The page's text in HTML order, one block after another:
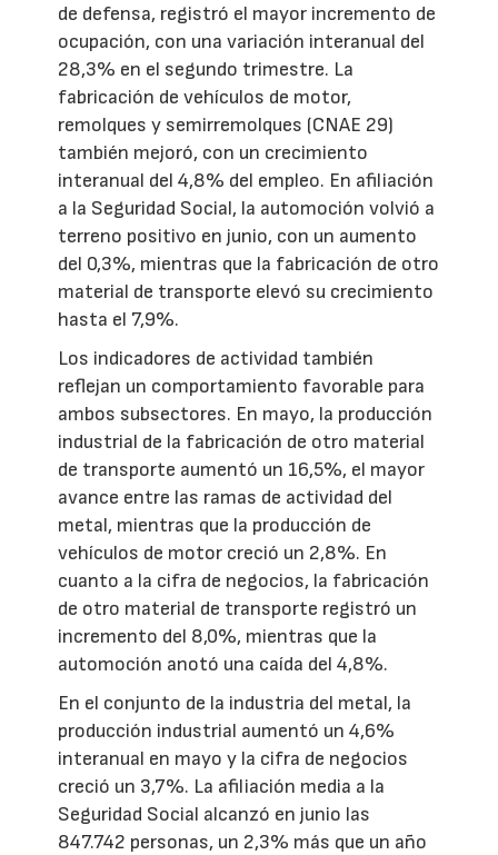
de defensa, registró el mayor incremento de
ocupación, con una variación interanual del
28,3% en el segundo trimestre. La
fabricación de vehículos de motor,
remolques y semirremolques (CNAE 29)
también mejoró, con un crecimiento
interanual del 4,8% del empleo. En afiliación
a la Seguridad Social, la automoción volvió a
terreno positivo en junio, con un aumento
del 0,3%, mientras que la fabricación de otro
material de transporte elevó su crecimiento
hasta el 7,9%.
Los indicadores de actividad también
reflejan un comportamiento favorable para
ambos subsectores. En mayo, la producción
industrial de la fabricación de otro material
de transporte aumentó un 16,5%, el mayor
avance entre las ramas de actividad del
metal, mientras que la producción de
vehículos de motor creció un 2,8%. En
cuanto a la cifra de negocios, la fabricación
de otro material de transporte registró un
incremento del 8,0%, mientras que la
automoción anotó una caída del 4,8%.
En el conjunto de la industria del metal, la
producción industrial aumentó un 4,6%
interanual en mayo y la cifra de negocios
creció un 3,7%. La afiliación media a la
Seguridad Social alcanzó en junio las
847.742 personas, un 2,3% más que un año